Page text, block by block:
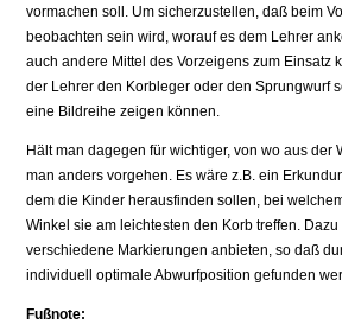
vormachen soll. Um sicherzustellen, daß beim
beobachten sein wird, worauf es dem Lehrer
auch andere Mittel des Vorzeigens zum Einsatz
der Lehrer den Korbleger oder den Sprungwurf
eine Bildreihe zeigen können.
Hält man dagegen für wichtiger, von wo aus der
man anders vorgehen. Es wäre z.B. ein
dem die Kinder herausfinden sollen, bei
Winkel sie am leichtesten den Korb treffen. Dazu
verschiedene Markierungen anbieten, so daß
individuell optimale Abwurfposition gefunden
Fußnote: